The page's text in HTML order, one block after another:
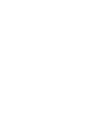
who try to stay apart
a #1 Sunday Times